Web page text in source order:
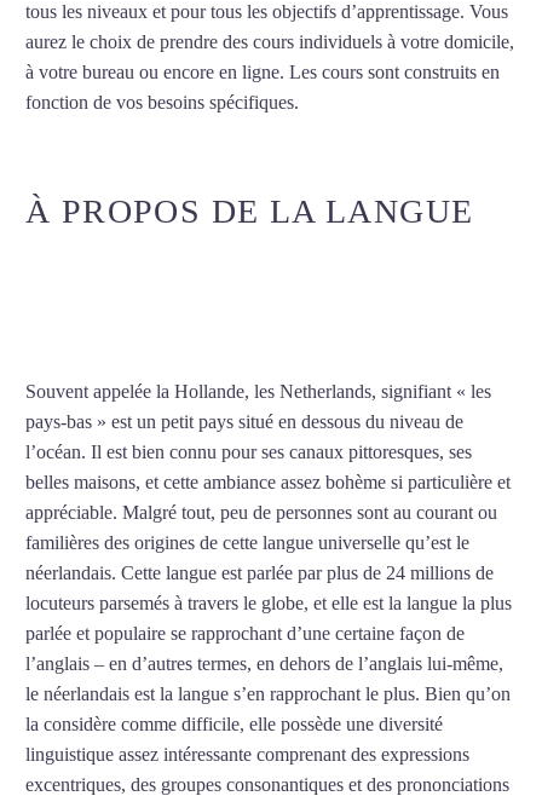
tous les niveaux et pour tous les objectifs d’apprentissage. Vous
aurez le choix de prendre des cours individuels à votre domicile,
à votre bureau ou encore en ligne. Les cours sont construits en
fonction de vos besoins spécifiques.
À PROPOS DE LA LANGUE
Souvent appelée la Hollande, les Netherlands, signifiant « les
pays-bas » est un petit pays situé en dessous du niveau de
l’océan. Il est bien connu pour ses canaux pittoresques, ses
belles maisons, et cette ambiance assez bohème si particulière et
appréciable. Malgré tout, peu de personnes sont au courant ou
familières des origines de cette langue universelle qu’est le
néerlandais. Cette langue est parlée par plus de 24 millions de
locuteurs parsemés à travers le globe, et elle est la langue la plus
parlée et populaire se rapprochant d’une certaine façon de
l’anglais – en d’autres termes, en dehors de l’anglais lui-même,
le néerlandais est la langue s’en rapprochant le plus. Bien qu’on
la considère comme difficile, elle possède une diversité
linguistique assez intéressante comprenant des expressions
excentriques, des groupes consonantiques et des prononciations